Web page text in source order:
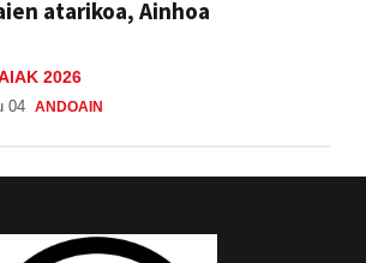
atarikoa, Ainhoa
2026
04 ANDOAIN